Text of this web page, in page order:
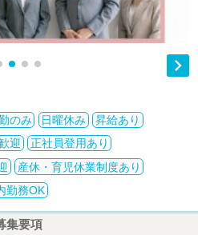

のみ 日曜休み
昇給あり
迎
正社員登用あり
産休・育児休業制度あり
勤務OK
集要項